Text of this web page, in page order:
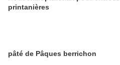
printanières
pâté de Pâques berrichon